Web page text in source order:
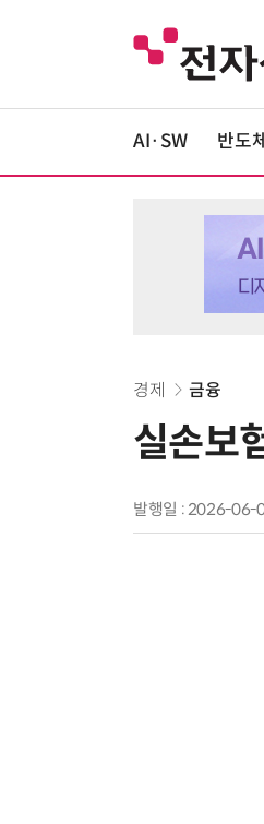
AI·SW 반도체
경제 금융
실손보
발행일 : 2026-06-